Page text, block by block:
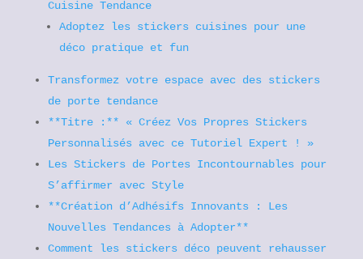
Cuisine Tendance
Adoptez les stickers cuisines pour une
déco pratique et fun
Transformez votre espace avec des stickers
de porte tendance
**Titre :** « Créez Vos Propres Stickers
Personnalisés avec ce Tutoriel Expert ! »
Les Stickers de Portes Incontournables pour
S’affirmer avec Style
**Création d’Adhésifs Innovants : Les
Nouvelles Tendances à Adopter**
Comment les stickers déco peuvent rehausser